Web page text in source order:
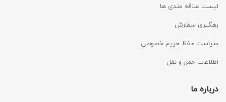
لیست علاقه مندی ها
رهگیری سفارش
سیاست حفظ حریم خصوصی
اطلاعات حمل و نقل
درباره ما